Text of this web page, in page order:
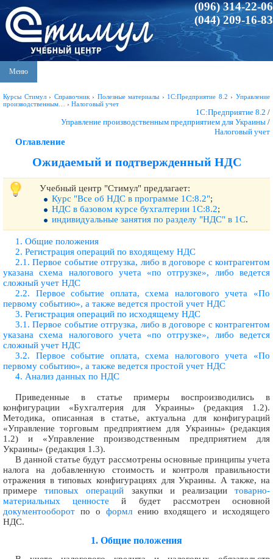
(096) 314-22-06
(044) 209-16-83
Меню
Курсы Стимул› Справочник› Полезные материалы › 1С:Предприятие 8.2 ›Управление
производственным…
› Налоговый учет
1С:Предприятие 8.2 /
Управление производственным предприятием для Украины /
Налоговый учет
Оглавление
Ожидаемый и подтвержденный НДС
Учебный центр "Стимул" предлагает:
Курс "Все об НДС в программе 1С:8.2";
НДС в базовом курсе бухгалтерии 1С:8.2;
индивидуальные занятия по разделу "НДС" в 1С.
1. Общие положения
2. Регистрация операций по входящему НДС
2.1. Первое событие отгрузка, либо в договоре с контрагентом
указана схема налогового учета «по отгрузке», либо ведется
сложный учет НДС
2.2. Первое событие оплата, схема налогового учета «По
первому событию», а также ведется простой учет НДС
3. Регистрация операций по исходящему НДС
3.1. Первое событие отгрузка, либо в договоре с контрагентом
указана схема налогового учета «по отгрузке», либо ведется
сложный учет НДС
3.2. Первое событие оплата, схема налогового учета «По
первому событию», а также ведется простой учет НДС
4. Анализ данных по НДС
Приведенные в статье примеры воспроизводились в
конфигурации «Бухгалтерия для Украины» (редакция 1.2).
Методика, описанная в статье, актуальна для конфигураций
«Управление торговым предприятием для Украины» (редакция
1.2) и «Управление производственным предприятием для
Украины» (редакция 1.3).
В данной статье будут рассмотрены основные принципы учета
налога на добавленную стоимость и контроля правильности
отражения в типовых конфигурациях для Украины. А также, на
примеретиповых операций закупки и реализациитоварно-
материальных ценносте й будет рассмотрен основной
документооборот по о формл ению входящего и исходящего
НДС.
1. Общие положения